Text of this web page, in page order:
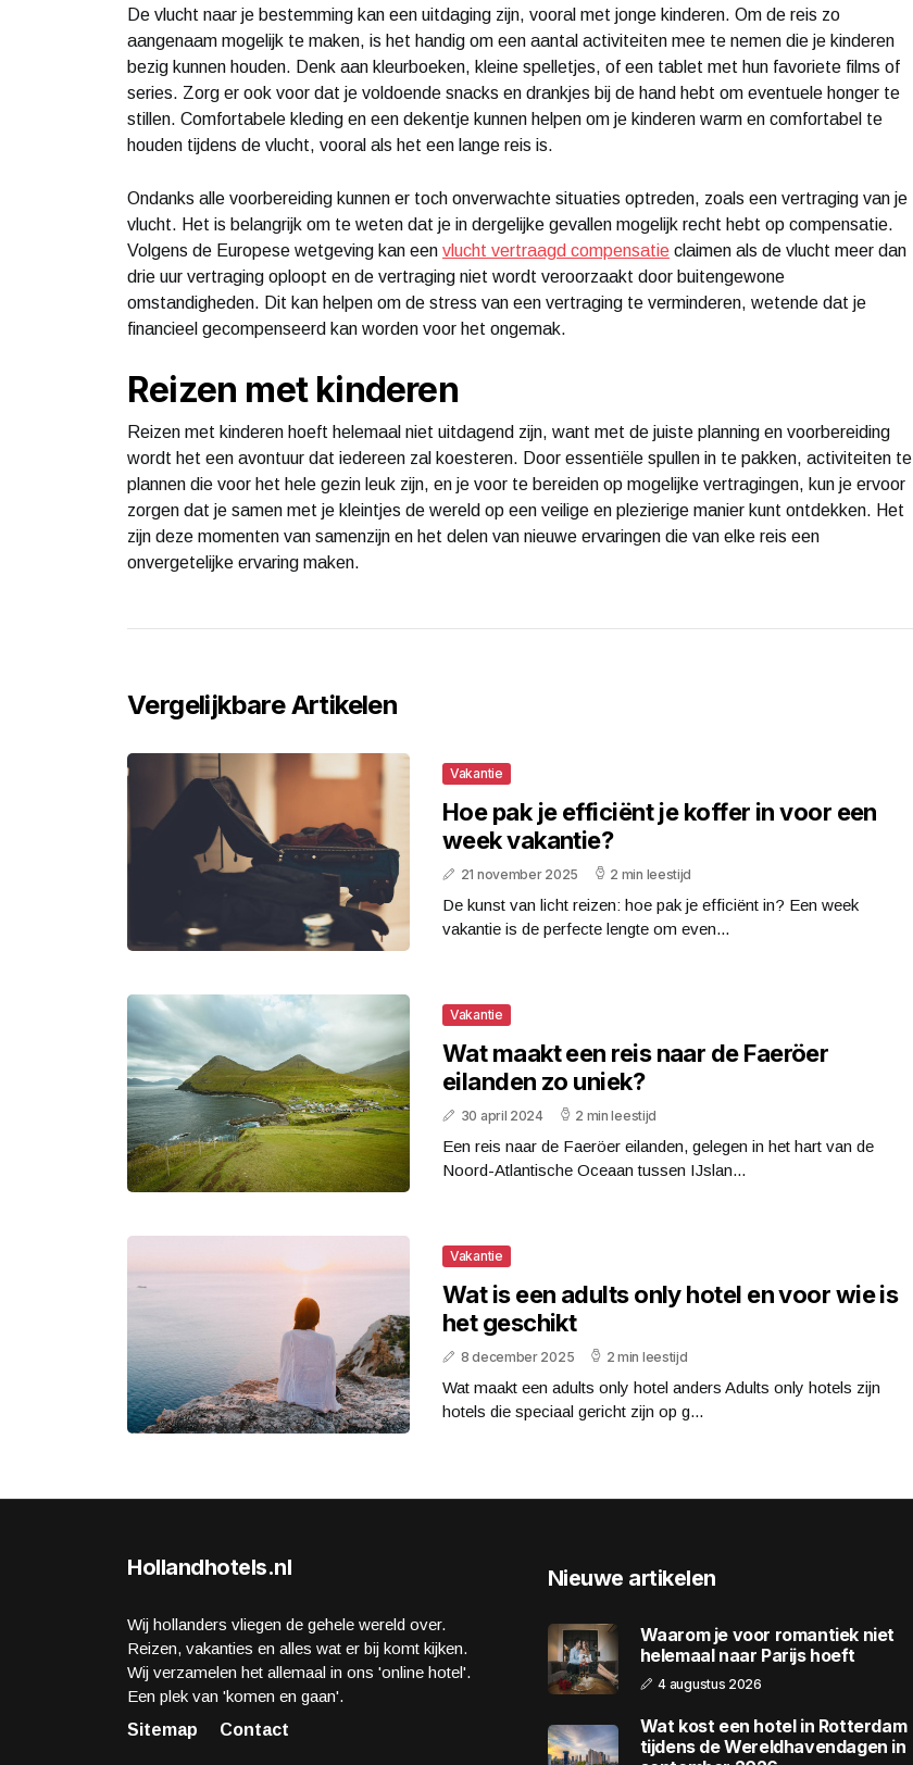
De vlucht naar je bestemming kan een uitdaging zijn, vooral met jonge kinderen. Om de reis zo
aangenaam mogelijk te maken, is het handig om een aantal activiteiten mee te nemen die je kinderen
bezig kunnen houden. Denk aan kleurboeken, kleine spelletjes, of een tablet met hun favoriete films of
series. Zorg er ook voor dat je voldoende snacks en drankjes bij de hand hebt om eventuele honger te
stillen. Comfortabele kleding en een dekentje kunnen helpen om je kinderen warm en comfortabel te
houden tijdens de vlucht, vooral als het een lange reis is.
Ondanks alle voorbereiding kunnen er toch onverwachte situaties optreden, zoals een vertraging van je
vlucht. Het is belangrijk om te weten dat je in dergelijke gevallen mogelijk recht hebt op compensatie.
Volgens de Europese wetgeving kan een vlucht vertraagd compensatie claimen als de vlucht meer dan
drie uur vertraging oploopt en de vertraging niet wordt veroorzaakt door buitengewone
omstandigheden. Dit kan helpen om de stress van een vertraging te verminderen, wetende dat je
financieel gecompenseerd kan worden voor het ongemak.
Reizen met kinderen
Reizen met kinderen hoeft helemaal niet uitdagend zijn, want met de juiste planning en voorbereiding
wordt het een avontuur dat iedereen zal koesteren. Door essentiële spullen in te pakken, activiteiten te
plannen die voor het hele gezin leuk zijn, en je voor te bereiden op mogelijke vertragingen, kun je ervoor
zorgen dat je samen met je kleintjes de wereld op een veilige en plezierige manier kunt ontdekken. Het
zijn deze momenten van samenzijn en het delen van nieuwe ervaringen die van elke reis een
onvergetelijke ervaring maken.
Vergelijkbare Artikelen
Vakantie
Hoe pak je efficiënt je koffer in voor een
week vakantie?
21 november 2025 2 min leestijd
De kunst van licht reizen: hoe pak je efficiënt in? Een week
vakantie is de perfecte lengte om even...
Vakantie
Wat maakt een reis naar de Faeröer
eilanden zo uniek?
30 april 2024 2 min leestijd
Een reis naar de Faeröer eilanden, gelegen in het hart van de
Noord-Atlantische Oceaan tussen IJslan...
Vakantie
Wat is een adults only hotel en voor wie is
het geschikt
8 december 2025 2 min leestijd
Wat maakt een adults only hotel anders Adults only hotels zijn
hotels die speciaal gericht zijn op g...
Hollandhotels.nl
Wij hollanders vliegen de gehele wereld over.
Reizen, vakanties en alles wat er bij komt kijken.
Wij verzamelen het allemaal in ons 'online hotel'.
Een plek van 'komen en gaan'.
Sitemap
Contact
Nieuwe artikelen
Waarom je voor romantiek niet
helemaal naar Parijs hoeft
4 augustus 2026
Wat kost een hotel in Rotterdam
tijdens de Wereldhavendagen in